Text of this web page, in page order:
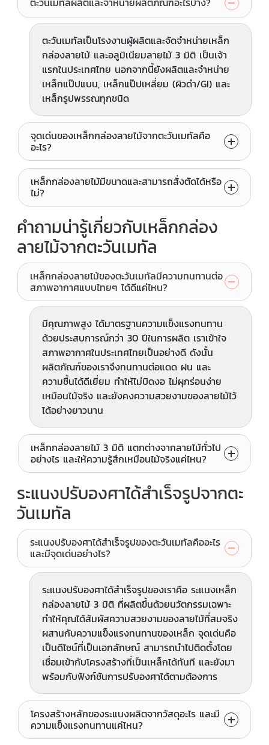
ตะวันเมทัลเป็นโรงงานผู้ผลิตและจัดจำหน่ายเหล็ก
กล่องลายไม้ และอลูมิเนียมลายไม้ 3 มิติ เป็นเจ้า
แรกในประเทศไทย นอกจากนี้ยังผลิตและจำหน่าย
เหล็กแป๊ปแบน, เหล็กแป๊ปเหลี่ยม (ผิวดำ/GI) และ
เหล็กรูปพรรณทุกชนิด
จุดเด่นของเหล็กกล่องลายไม้จากตะวันเมทัลคือ
อะไร?
เหล็กกล่องลายไม้มีขนาดและสามารถสั่งตัดได้หรือ
ไม่?
คำถามน่ารู้เกี่ยวกับเหล็กกล่อง
ลายไม้จากตะวันเมทัล
เหล็กกล่องลายไม้ของตะวันเมทัลมีความทนทานต่อ
สภาพอากาศแบบไทยๆ ได้ดีแค่ไหน?
มีคุณภาพสูง ได้มาตรฐานความแข็งแรงทนทาน
ด้วยประสบการณ์กว่า 30 ปีในการผลิต เราเข้าใจ
สภาพอากาศในประเทศไทยเป็นอย่างดี ดังนั้น
ผลิตภัณฑ์ของเราจึงทนทานต่อแดด ฝน และ
ความชื้นได้ดีเยี่ยม ทำให้ไม่บิดงอ ไม่ผุกร่อนง่าย
เหมือนไม้จริง และยังคงความสวยงามของลายไม้ไว้
ได้อย่างยาวนาน
เหล็กกล่องลายไม้ 3 มิติ แตกต่างจากลายไม้ทั่วไป
อย่างไร และให้ความรู้สึกเหมือนไม้จริงแค่ไหน?
ระแนงปรับองศาได้สำเร็จรูปจากตะ
วันเมทัล
ระแนงปรับองศาได้สำเร็จรูปของตะวันเมทัลคืออะไร
และมีจุดเด่นอย่างไร?
ระแนงปรับองศาได้สำเร็จรูปของเราคือ ระแนงเหล็ก
กล่องลายไม้ 3 มิติ ที่ผลิตขึ้นด้วยนวัตกรรมเฉพาะ
ทำให้คุณได้สัมผัสความสวยงามของลายไม้ที่สมจริง
ผสานกับความแข็งแรงทนทานของเหล็ก จุดเด่นคือ
เป็นดีไซน์ที่เป็นเอกลักษณ์ สามารถนำไปติดตั้งโดย
เชื่อมเข้ากับโครงสร้างที่เป็นเหล็กได้ทันที และยังมา
พร้อมกับฟังก์ชันการปรับองศาได้ตามต้องการ
โครงสร้างหลักของระแนงผลิตจากวัสดุอะไร และมี
ความแข็งแรงทนทานแค่ไหน?